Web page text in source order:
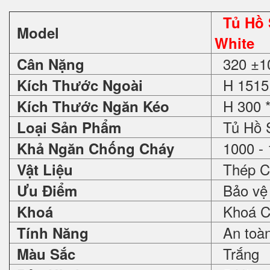
Model
Tủ Hồ
White
Cân Nặng
320
Kích Thước Ngoài H
Kích Thước Ngăn Kéo H 300
Loại Sản Phẩm Tủ Hồ
Khả Ngăn Chống Cháy 1000 -
Vật Liệu Thép
Ưu Điểm Bảo
Khoá Khoá
Tính Năng An
Màu Sắc Trắng